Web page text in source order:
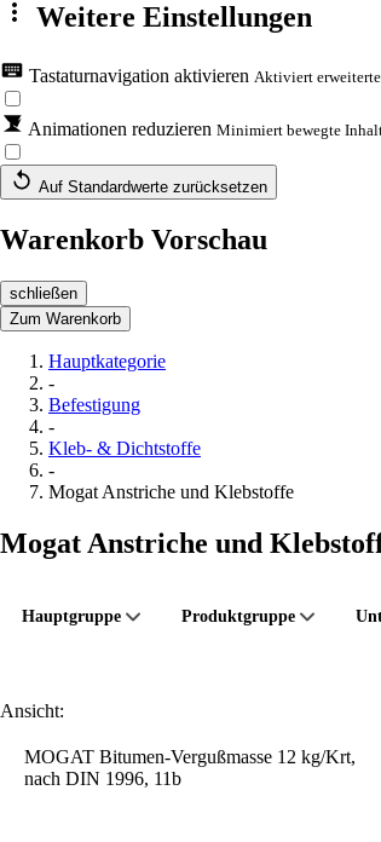
Weitere Einstellungen
Tastaturnavigation aktivieren Aktiviert
Animationen reduzieren Minimiert bewegte
Auf Standardwerte zurücksetzen
Warenkorb Vorschau
schließen
Zum Warenkorb
Hauptkategorie
-
Befestigung
-
Kleb- & Dichtstoffe
-
Mogat Anstriche und Klebstoffe
Mogat Anstriche und
Hauptgruppe Produktgruppe
Ansicht:
MOGAT Bitumen-Vergußmasse 12 kg/Krt,
nach DIN 1996, 11b